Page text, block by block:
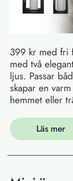
399 kr med fri
med två
ljus. Passar
skapar en
hemmet eller
Läs mer